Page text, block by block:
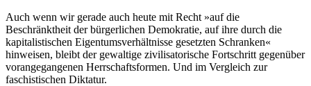
Auch wenn wir gerade auch heute mit Recht »auf die
Beschränktheit der bürgerlichen Demokratie, auf ihre durch die
kapitalistischen Eigentumsverhältnisse gesetzten Schranken«
hinweisen, bleibt der gewaltige zivilisatorische Fortschritt gegenüber
vorangegangenen Herrschaftsformen. Und im Vergleich zur
faschistischen Diktatur.